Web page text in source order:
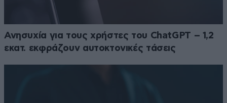
Ανησυχία για τους χρήστες του ChatGPT – 1,2
εκατ. εκφράζουν αυτοκτονικές τάσεις